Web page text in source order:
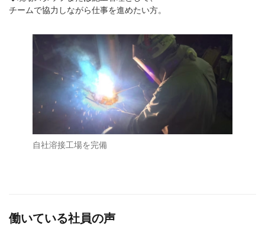
チームで協力しながら仕事を進めたい方。
自社溶接工場を完備
働いている社員の声